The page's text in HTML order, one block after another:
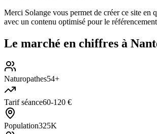
Merci Solange vous permet de créer ce site en
avec un contenu optimisé pour le
Le marché en chiffres à
Naturopathes54+
Tarif séance60-120 €
Population325K